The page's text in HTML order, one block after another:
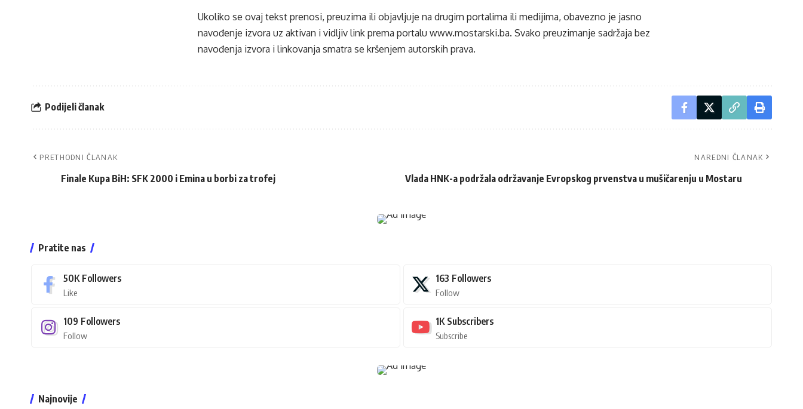
Ukoliko se ovaj tekst prenosi, preuzima ili objavljuje na drugim portalima ili medijima, obavezno je jasno
navođenje izvora uz aktivan i vidljiv link prema portalu www.mostarski.ba. Svako preuzimanje sadržaja bez
navođenja izvora i linkovanja smatra se kršenjem autorskih prava.
Podijeli članak
PRETHODNI ČLANAK
Finale Kupa BiH: SFK 2000 i Emina u borbi za trofej
NAREDNI ČLANAK
Vlada HNK-a podržala održavanje Evropskog prvenstva u mušičarenju u Mostaru
Pratite nas
50K Followers
Like
163 Followers
Follow
109 Followers
Follow
1K Subscribers
Subscribe
Najnovije